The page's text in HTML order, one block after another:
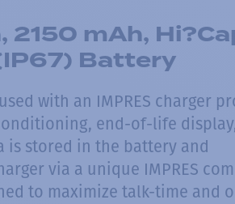
2150 mAh,
Battery
with an IMPRES charger
end-of-life
is stored in the battery and
via a unique IMPRES
to maximize talk-time and